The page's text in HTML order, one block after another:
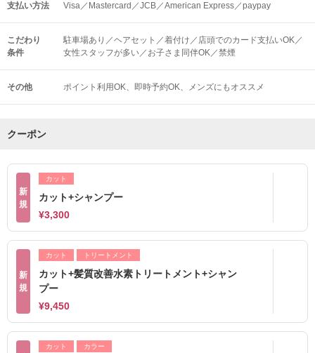
支払い方法 Visa／Mastercard／JCB／American Express／paypay
こだわり
条件
駐車場あり／ヘアセット／着付け／店頭でのカード支払いOK／
女性スタッフが多い／お子さま同伴OK／禁煙
その他 ポイント利用OK 即時予約OK メンズにもオススメ
クーポン
新
規
カット
カット+シャンプー
¥3,300
新
規
カット トリートメント
カット+髪質改善水素トリートメント+シャン
プー
¥9,450
カット カラー